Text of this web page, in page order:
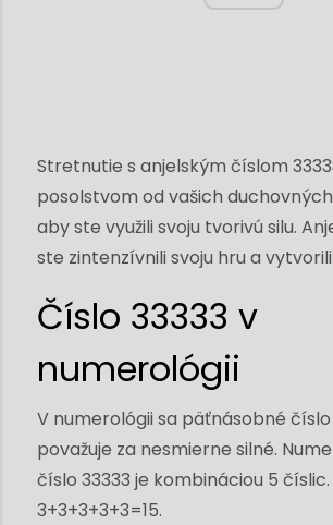
Stretnutie s anjelským číslom
posolstvom od vašich
aby ste využili svoju tvorivú silu.
ste zintenzívnili svoju hru a
Číslo 33333 v
numerológii
V numerológii sa päťnásobné číslo
považuje za nesmierne silné.
číslo 33333 je kombináciou 5 číslic.
3+3+3+3+3=15.